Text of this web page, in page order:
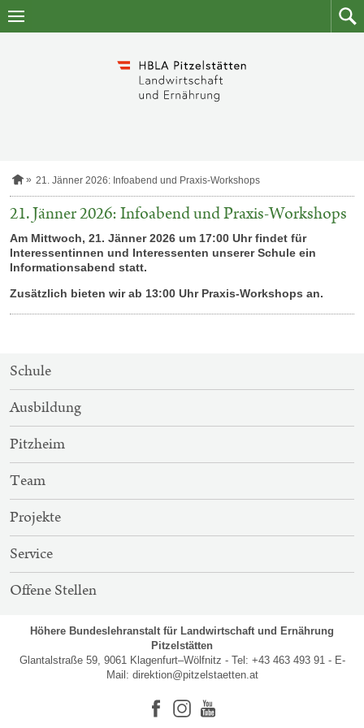
Zum
Zum
S
r
s
e
i
e
21. Jänner 2026: Infoabend und Praxis-Workshops
21. Jänner 2026: Infoabend und Praxis-Workshops
Am Mittwoch, 21. Jänner 2026 um 17:00 Uhr findet für
Interessentinnen und Interessenten unserer Schule ein
Informationsabend statt.
Zusätzlich bieten wir ab 13:00 Uhr Praxis-Workshops an.
SITEMAP-
NAVIGATION
Schule
Ausbildung
Pitzheim
Team
Projekte
Service
Offene Stellen
Höhere Bundeslehranstalt für Landwirtschaft und Ernährung
Pitzelstätten
Glantalstraße 59, 9061 Klagenfurt–Wölfnitz - Tel: +43 463 493 91 - E-
Mail: direktion@pitzelstaetten.at
FacebookInstagramYoutube